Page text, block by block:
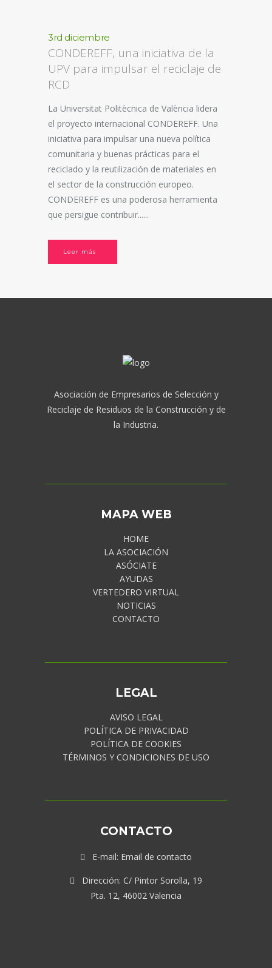
3rd diciembre
CONDEREFF, una iniciativa de la
UPV para impulsar el reciclaje de
RCD
La Universitat Politècnica de València lidera
el proyecto internacional CONDEREFF. Una
iniciativa para impulsar una nueva política
comunitaria y buenas prácticas para el
reciclado y la reutilización de materiales en
el sector de la construcción europeo.
CONDEREFF es una poderosa herramienta
que persigue contribuir......
Leer más
Asociación de Empresarios de Selección y
Reciclaje de Residuos de la Construcción y de
la Industria.
MAPA WEB
HOME
LA ASOCIACIÓN
ASÓCIATE
AYUDAS
VERTEDERO VIRTUAL
NOTICIAS
CONTACTO
LEGAL
AVISO LEGAL
POLÍTICA DE PRIVACIDAD
POLÍTICA DE COOKIES
TÉRMINOS Y CONDICIONES DE USO
CONTACTO
E-mail: Email de contacto
Dirección: C/ Pintor Sorolla, 19
Pta. 12, 46002 Valencia